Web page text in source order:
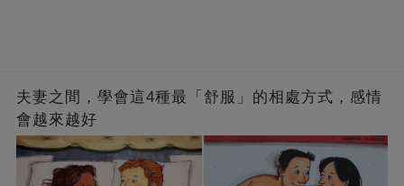
夫妻之間，學會這4種最「舒服」的相處方式，感情
會越來越好